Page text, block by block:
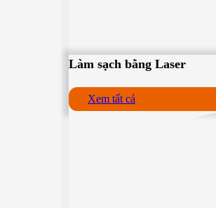
Làm sạch bằng Laser
Xem tất cả